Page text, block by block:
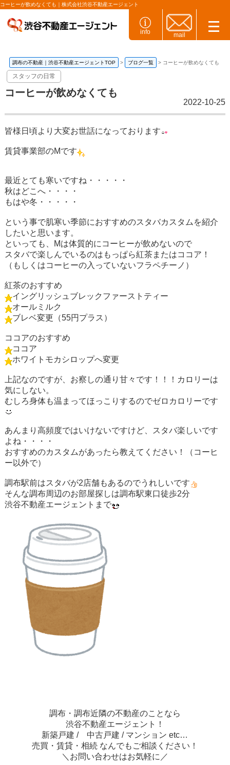
コーヒーが飲めなくても｜株式会社渋谷不動産エージェント
info mail
調布の不動産｜渋谷不動産エージェントTOP ブログ一覧 コーヒーが飲めなくても
スタッフの日常
コーヒーが飲めなくても
2022-10-25
皆様日頃より大変お世話になっております
賃貸事業部のMです
最近とても寒いですね・・・・・
秋はどこへ・・・・
もはや冬・・・・・
という事で肌寒い季節におすすめのスタバカスタムを紹介
したいと思います。
といっても、Mは体質的にコーヒーが飲めないので
スタバで楽しんでいるのはもっぱら紅茶またはココア！
（もしくはコーヒーの入っていないフラペチーノ）
紅茶のおすすめ
イングリッシュブレックファーストティー
オールミルク
ブレベ変更（55円プラス）
ココアのおすすめ
ココア
ホワイトモカシロップへ変更
上記なのですが、お察しの通り甘々です！！！カロリーは
気にしない。
むしろ身体も温まってほっこりするのでゼロカロリーです
あんまり高頻度ではいけないですけど、スタバ楽しいです
よね・・・・
おすすめのカスタムがあったら教えてください！（コーヒ
ー以外で）
調布駅前はスタバが2店舗もあるのでうれしいです
そんな調布周辺のお部屋探しは調布駅東口徒歩2分
渋谷不動産エージェントまで
調布・調布近隣の不動産のことなら
渋谷不動産エージェント！
新築戸建 / 中古戸建 / マンション etc…
売買・賃貸・相続 なんでもご相談ください！
＼お問い合わせはお気軽に／